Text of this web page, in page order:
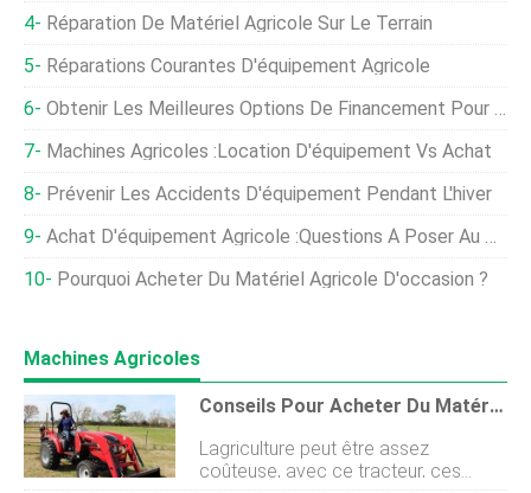
Réparation De Matériel Agricole Sur Le Terrain
Réparations Courantes D'équipement Agricole
Obtenir Les Meilleures Options De Financement Pour L'équipement Agricole
Machines Agricoles :location D'équipement Vs Achat
Prévenir Les Accidents D'équipement Pendant L'hiver
Achat D'équipement Agricole :questions À Poser Au Concessionnaire
Pourquoi Acheter Du Matériel Agricole D'occasion ?
Machines Agricoles
Conseils Pour Acheter Du Matériel Agricole D'occasion
Lagriculture peut être assez
coûteuse, avec ce tracteur, ces